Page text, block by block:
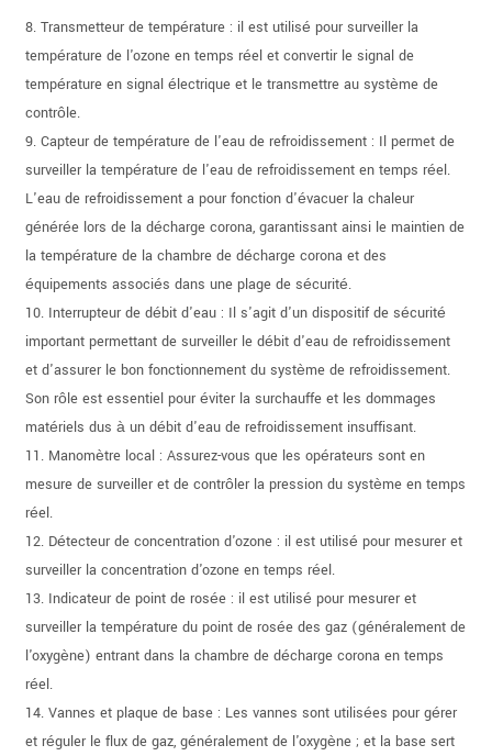
8. Transmetteur de température : il est utilisé pour surveiller la
température de l'ozone en temps réel et convertir le signal de
température en signal électrique et le transmettre au système de
contrôle.
9. Capteur de température de l'eau de refroidissement : Il permet de
surveiller la température de l'eau de refroidissement en temps réel.
L'eau de refroidissement a pour fonction d'évacuer la chaleur
générée lors de la décharge corona, garantissant ainsi le maintien de
la température de la chambre de décharge corona et des
équipements associés dans une plage de sécurité.
10. Interrupteur de débit d'eau : Il s'agit d'un dispositif de sécurité
important permettant de surveiller le débit d'eau de refroidissement
et d'assurer le bon fonctionnement du système de refroidissement.
Son rôle est essentiel pour éviter la surchauffe et les dommages
matériels dus à un débit d'eau de refroidissement insuffisant.
11. Manomètre local : Assurez-vous que les opérateurs sont en
mesure de surveiller et de contrôler la pression du système en temps
réel.
12. Détecteur de concentration d'ozone : il est utilisé pour mesurer et
surveiller la concentration d'ozone en temps réel.
13. Indicateur de point de rosée : il est utilisé pour mesurer et
surveiller la température du point de rosée des gaz (généralement de
l'oxygène) entrant dans la chambre de décharge corona en temps
réel.
14. Vannes et plaque de base : Les vannes sont utilisées pour gérer
et réguler le flux de gaz, généralement de l'oxygène ; et la base sert